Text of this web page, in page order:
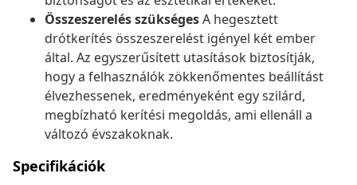
Összeszerelés szükségesA hegesztett
drótkerítés összeszerelést igényel két ember
által. Az egyszerűsített utasítások biztosítják,
hogy a felhasználók zökkenőmentes beállítást
élvezhessenek, eredményeként egy szilárd,
megbízható kerítési megoldás, ami ellenáll a
változó évszakoknak.
Specifikációk